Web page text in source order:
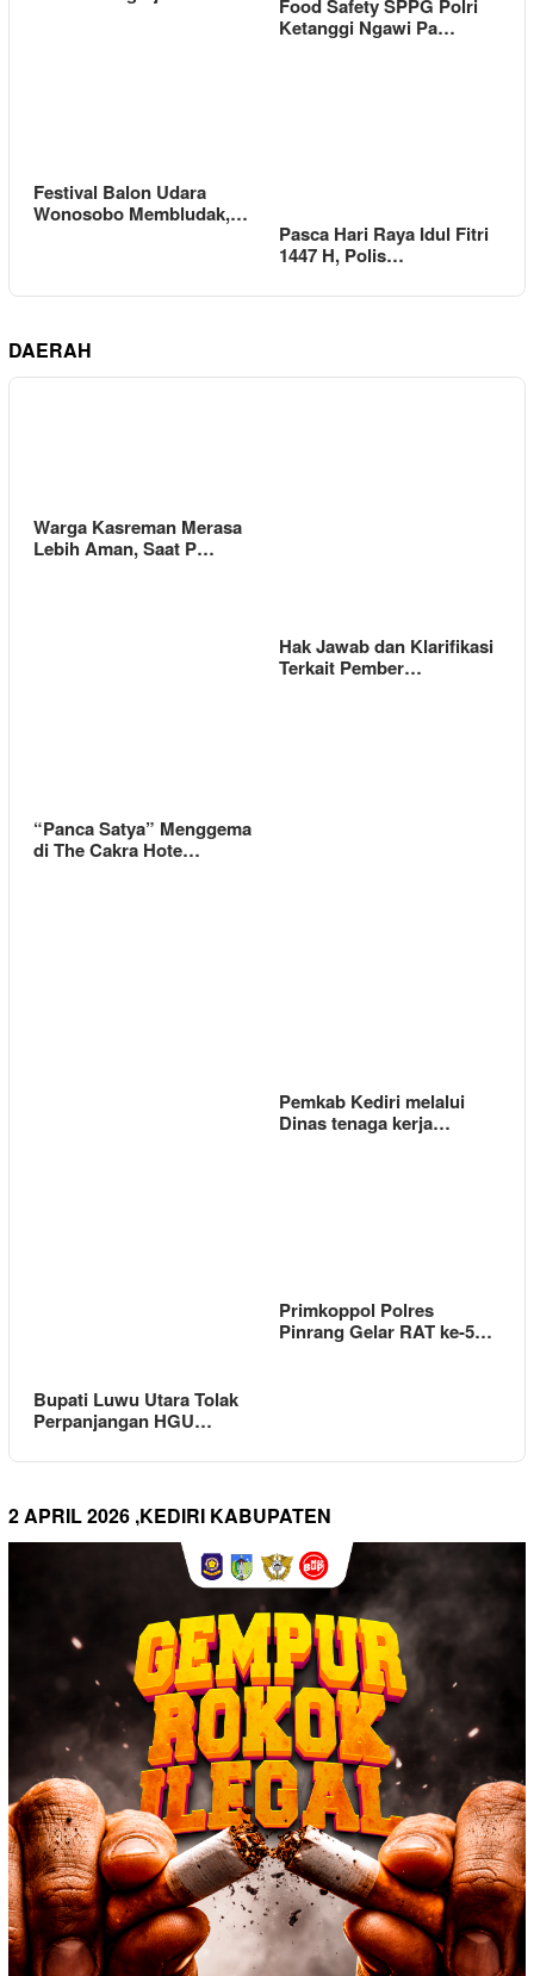
Food Safety SPPG Polri
Ketanggi Ngawi Pa…
Festival Balon Udara
Wonosobo Membludak,…
Pasca Hari Raya Idul Fitri
1447 H, Polis…
DAERAH
Warga Kasreman Merasa
Lebih Aman, Saat P…
Hak Jawab dan Klarifikasi
Terkait Pember…
“Panca Satya” Menggema
di The Cakra Hote…
Pemkab Kediri melalui
Dinas tenaga kerja…
Bupati Luwu Utara Tolak
Perpanjangan HGU…
Primkoppol Polres
Pinrang Gelar RAT ke-5…
2 APRIL 2026 ,KEDIRI KABUPATEN